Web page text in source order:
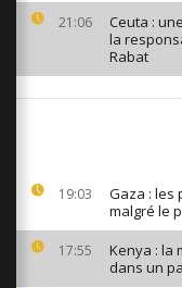
21:06
Ceuta :
la
Rabat
19:03
Gaza : les
malgré le
17:55
Kenya : la
dans un